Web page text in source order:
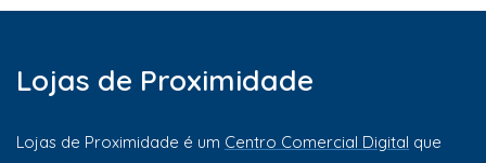
Lojas de Proximidade
Lojas de Proximidade é um Centro Comercial Digital que